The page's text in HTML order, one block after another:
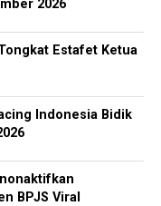
2026
Estafet Ketua
Indonesia Bidik
BPJS Viral